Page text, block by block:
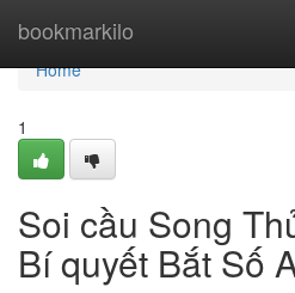
bookmarkilo
Home
Home
1
Soi cầu Song
Bí quyết Bắt Số